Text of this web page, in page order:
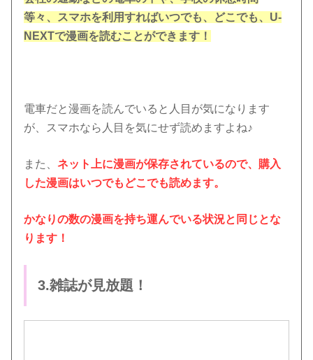
等々、スマホを利用すればいつでも、どこでも、U-
NEXTで漫画を読むことができます！
電車だと漫画を読んでいると人目が気になります
が、スマホなら人目を気にせず読めますよね♪
また、ネット上に漫画が保存されているので、購入
した漫画はいつでもどこでも読めます。
かなりの数の漫画を持ち運んでいる状況と同じとな
ります！
3.雑誌が見放題！